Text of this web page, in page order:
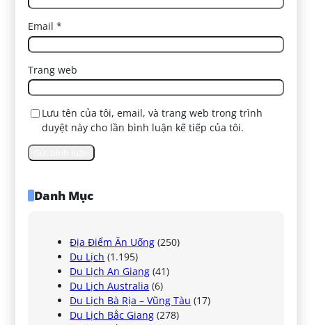
Email*
Trang web
Lưu tên của tôi, email, và trang web trong trình
duyệt này cho lần bình luận kế tiếp của tôi.
Danh Mục
Địa Điểm Ăn Uống (250)
Du Lịch (1.195)
Du Lịch An Giang (41)
Du Lịch Australia (6)
Du Lịch Bà Rịa – Vũng Tàu (17)
Du Lịch Bắc Giang (278)